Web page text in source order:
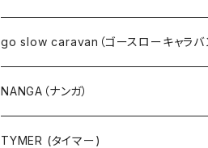
EMU（エミュー）
Ｔシャツ・シャツ（長袖）
Ｔシャツ・シャツ（5・7分袖）
go slow caravan（ゴースローキャラバ
NANGA（ナンガ）
TYMER (タイマー)